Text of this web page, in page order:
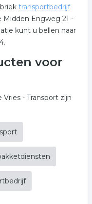
transportbedrijf
Midden Engweg 21 -
kunt u bellen naar
voor
- Transport zijn